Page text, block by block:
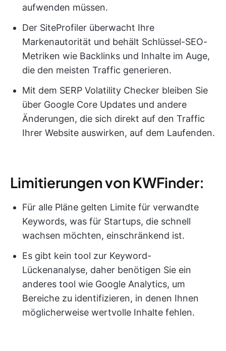
aufwenden müssen.
Der SiteProfiler überwacht Ihre
Markenautorität und behält Schlüssel-SEO-
Metriken wie Backlinks und Inhalte im Auge,
die den meisten Traffic generieren.
Mit dem SERP Volatility Checker bleiben Sie
über Google Core Updates und andere
Änderungen, die sich direkt auf den Traffic
Ihrer Website auswirken, auf dem Laufenden.
Limitierungen von KWFinder:
Für alle Pläne gelten Limite für verwandte
Keywords, was für Startups, die schnell
wachsen möchten, einschränkend ist.
Es gibt kein tool zur Keyword-
Lückenanalyse, daher benötigen Sie ein
anderes tool wie Google Analytics, um
Bereiche zu identifizieren, in denen Ihnen
möglicherweise wertvolle Inhalte fehlen.